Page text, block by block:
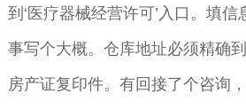
到‘医疗器械经营许可’入口。填
事写个大概。仓库地址必须精确
房产证复印件。有回接了个咨询